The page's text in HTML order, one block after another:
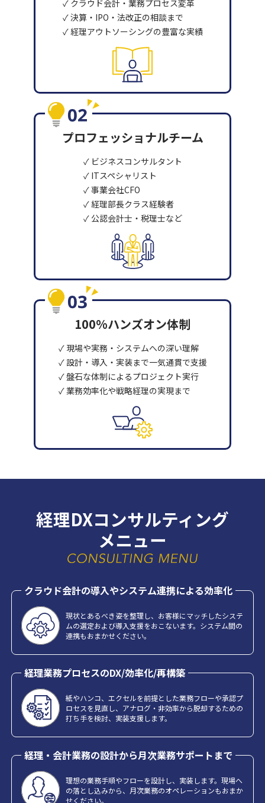
✓ クラウド会計・業務プロセス変革
✓ 決算・IPO・法改正の相談まで
✓ 経理アウトソーシングの豊富な実績
プロフェッショナルチーム
✓ ビジネスコンサルタント
✓ ITスペシャリスト
✓ 事業会社CFO
✓ 経理部長クラス経験者
✓ 公認会計士・税理士など
100%ハンズオン体制
✓ 現場や実務・システムへの深い理解
✓ 設計・導入・実装まで一気通貫で支援
✓ 盤石な体制によるプロジェクト実行
✓ 業務効率化や戦略経理の実現まで
経理DXコンサルティング
メニュー
クラウド会計の導入やシステム連携による効率化
現状とあるべき姿を整理し、お客様にマッチしたシステ
ムの選定および導入支援をおこないます。システム間の
連携もおまかせください。
経理業務プロセスのDX/効率化/再構築
紙やハンコ、エクセルを前提とした業務フローや承認プ
ロセスを見直し、アナログ・非効率から脱却するための
打ち手を検討、実装支援します。
経理・会計業務の設計から月次業務サポートまで
理想の業務手順やフローを設計し、実装します。現場へ
の落とし込みから、月次業務のオペレーションもおまか
せください。